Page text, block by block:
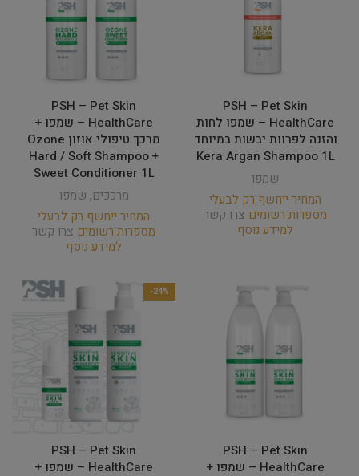
PSH – Pet Skin
HealthCare – שמפו לחות
והזנה לפרוות יבשות במיוחד
Kera Argan Shampoo 1L
שמפו
המחיר ייחשף רק לבעלי
מספרות רשומים צרו קשר
למידע נוסף
PSH – Pet Skin
HealthCare – שמפו +
מרכך טיפולי אוזון Ozone
Hard / Soft Shampoo +
Sweet Conditioner 1L
מרככים, שמפו
המחיר ייחשף רק לבעלי
מספרות רשומים צרו קשר
למידע נוסף
PSH – Pet Skin
HealthCare – שמפו +
-24%
PSH – Pet Skin
HealthCare – שמפו +